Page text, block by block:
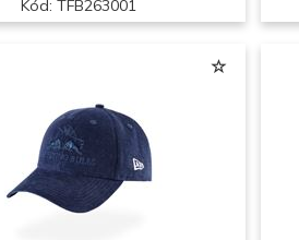
Kód: TFB263001